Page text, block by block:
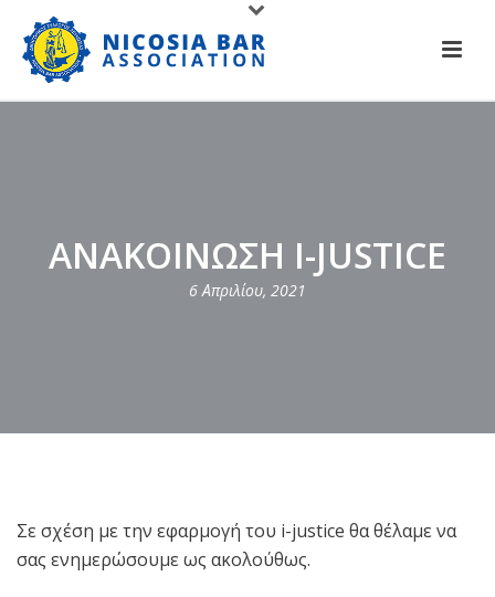
ΑΝΑΚΟΙΝΩΣΗ I-JUSTICE
6 Απριλίου, 2021
Σε σχέση με την εφαρμογή του i-justice θα θέλαμε να
σας ενημερώσουμε ως ακολούθως.